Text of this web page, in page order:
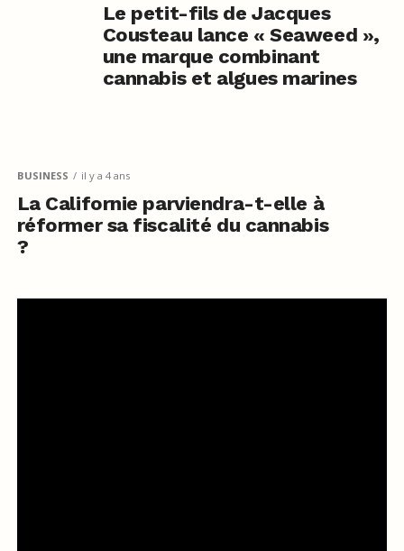
Le petit-fils de Jacques
Cousteau lance « Seaweed »,
une marque combinant
cannabis et algues marines
BUSINESS il y a 4 ans
La Californie parviendra-t-elle à
réformer sa fiscalité du cannabis
?